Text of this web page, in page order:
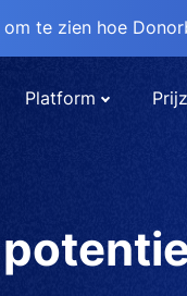
te zien hoe
Platform